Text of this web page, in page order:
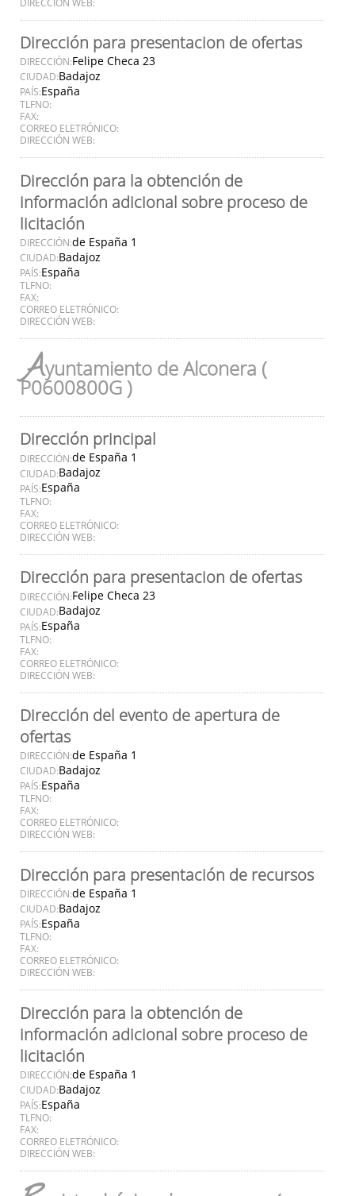
Dirección para presentacion de ofertas
DIRECCIÓN:Felipe Checa 23
CIUDAD:Badajoz
PAÍS:España
TLFNO:
FAX:
CORREO ELETRÓNICO:
DIRECCIÓN WEB:
Dirección para la obtención de
información adicional sobre proceso de
licitación
DIRECCIÓN:de España 1
CIUDAD:Badajoz
PAÍS:España
TLFNO:
FAX:
CORREO ELETRÓNICO:
DIRECCIÓN WEB:
Ayuntamiento de Alconera (
P0600800G )
Dirección principal
DIRECCIÓN:de España 1
CIUDAD:Badajoz
PAÍS:España
TLFNO:
FAX:
CORREO ELETRÓNICO:
DIRECCIÓN WEB:
Dirección para presentacion de ofertas
DIRECCIÓN:Felipe Checa 23
CIUDAD:Badajoz
PAÍS:España
TLFNO:
FAX:
CORREO ELETRÓNICO:
DIRECCIÓN WEB:
Dirección del evento de apertura de
ofertas
DIRECCIÓN:de España 1
CIUDAD:Badajoz
PAÍS:España
TLFNO:
FAX:
CORREO ELETRÓNICO:
DIRECCIÓN WEB:
Dirección para presentación de recursos
DIRECCIÓN:de España 1
CIUDAD:Badajoz
PAÍS:España
TLFNO:
FAX:
CORREO ELETRÓNICO:
DIRECCIÓN WEB:
Dirección para la obtención de
información adicional sobre proceso de
licitación
DIRECCIÓN:de España 1
CIUDAD:Badajoz
PAÍS:España
TLFNO:
FAX:
CORREO ELETRÓNICO:
DIRECCIÓN WEB: